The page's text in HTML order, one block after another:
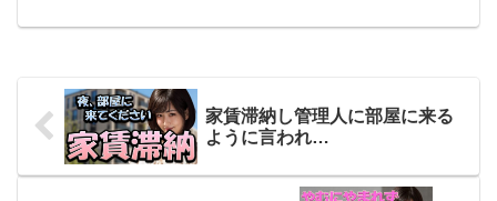
求め合った。‥‥「お届け物です」チャ
家賃滞納し管理人に部屋に来る
ように言われ…